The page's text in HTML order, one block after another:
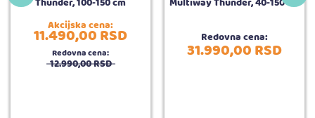
Akcijska cena:
11.490,00RSD
Redovna cena:
12.990,00RSD
Redovna cena:
31.990,00RSD